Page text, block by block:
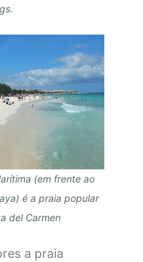
(em frente ao
é a praia popular
del Carmen
a praia